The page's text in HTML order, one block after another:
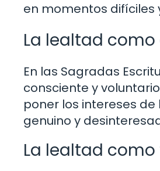
en momentos difíciles
La lealtad
En las Sagradas
consciente y
poner los intereses
genuino y
La lealtad